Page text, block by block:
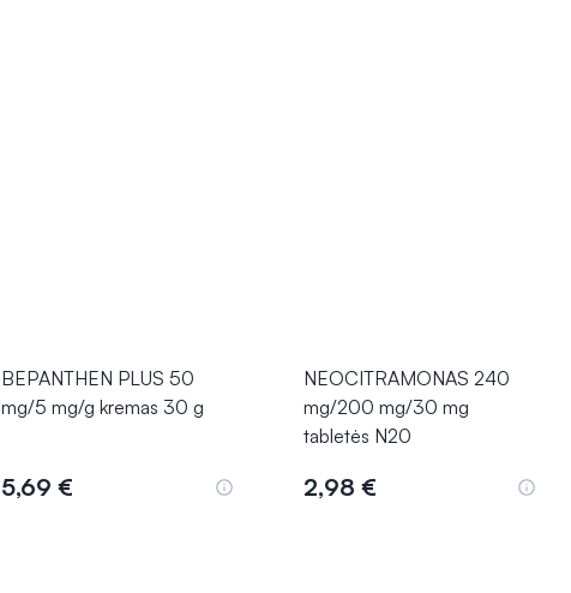
BEPANTHEN PLUS 50
mg/5 mg/g kremas 30 g
5,69 €
NEOCITRAMONAS 240
mg/200 mg/30 mg
tabletės N20
2,98 €